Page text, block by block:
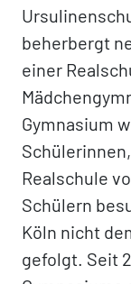
beherbergt
einer
Gymnasium
Realschule
Schülern
Köln nicht
gefolgt. Seit